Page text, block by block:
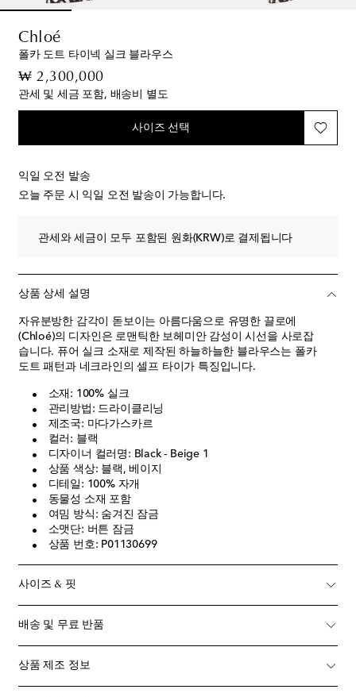
Chloé
폴카 도트 타이넥 실크 블라우스
₩ 2,300,000original price
관세 및 세금 포함, 배송비 별도
사이즈 선택
익일 오전 발송
오늘 주문 시 익일 오전 발송이 가능합니다.
관세와 세금이 모두 포함된 원화(KRW)로 결제됩니다
상품 상세 설명
자유분방한 감각이 돋보이는 아름다움으로 유명한 끌로에
(Chloé)의 디자인은 로맨틱한 보헤미안 감성이 시선을 사로잡
습니다. 퓨어 실크 소재로 제작된 하늘하늘한 블라우스는 폴카
도트 패턴과 네크라인의 셀프 타이가 특징입니다.
소재: 100% 실크
관리방법: 드라이클리닝
제조국: 마다가스카르
컬러: 블랙
디자이너 컬러명: Black - Beige 1
상품 색상: 블랙, 베이지
디테일: 100% 자개
동물성 소재 포함
여밈 방식: 숨겨진 잠금
소맷단: 버튼 잠금
상품 번호: P01130699
사이즈 & 핏
배송 및 무료 반품
상품 제조 정보